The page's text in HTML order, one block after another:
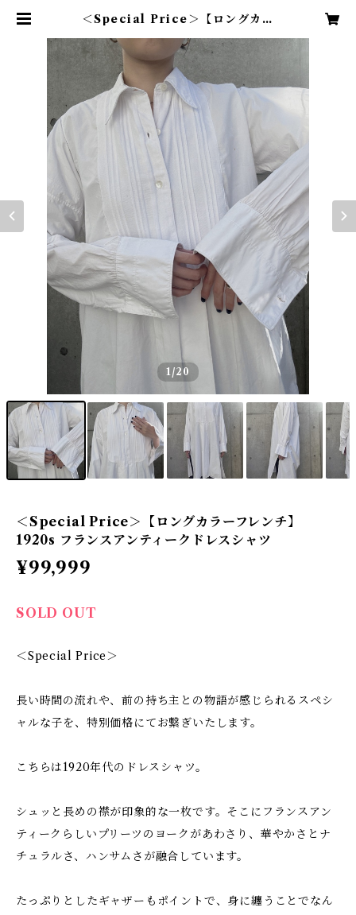
＜Special Price＞【ロングカラ
ィークドレスシャツ | TENN vint
age
1/20
＜Special Price＞【ロングカラーフレンチ】
1920s フランスアンティークドレスシャツ
¥99,999
SOLD OUT
＜Special Price＞
長い時間の流れや、前の持ち主との物語が感じられるスペシ
ャルな子を、特別価格にてお繋ぎいたします。
こちらは1920年代のドレスシャツ。
シュッと長めの襟が印象的な一枚です。そこにフランスアン
ティークらしいプリーツのヨークがあわさり、華やかさとナ
チュラルさ、ハンサムさが融合しています。
たっぷりとしたギャザーもポイントで、身に纏うことでなん